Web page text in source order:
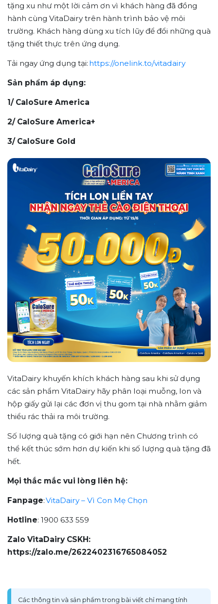
tặng xu như một lời cảm ơn vì khách hàng đã đồng
hành cùng VitaDairy trên hành trình bảo vệ môi
trường. Khách hàng dùng xu tích lũy để đổi những quà
tặng thiết thực trên ứng dụng.
Tải ngay ứng dụng tại: https://onelink.to/vitadairy
Sản phẩm áp dụng:
1/ CaloSure America
2/ CaloSure America+
3/ CaloSure Gold
VitaDairy khuyến khích khách hàng sau khi sử dụng
các sản phẩm VitaDairy hãy phân loại muỗng, lon và
hộp giấy gửi lại các đơn vị thu gom tại nhà nhằm giảm
thiểu rác thải ra môi trường.
Số lượng quà tặng có giới hạn nên Chương trình có
thể kết thúc sớm hơn dự kiến khi số lượng quà tặng đã
hết.
Mọi thắc mắc vui lòng liên hệ:
Fanpage:VitaDairy – Vì Con Mẹ Chọn
Hotline: 1900 633 559
Zalo VitaDairy CSKH:
https://zalo.me/2622402316765084052
Các thông tin và sản phẩm trong bài viết chỉ mang tính